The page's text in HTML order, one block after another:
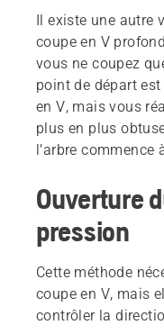
Il existe une autre
coupe en V
vous ne coupez
point de départ
en V, mais vous
plus en plus
l’arbre commence
Ouverture
pression
Cette méthode
coupe en V, mais
contrôler la